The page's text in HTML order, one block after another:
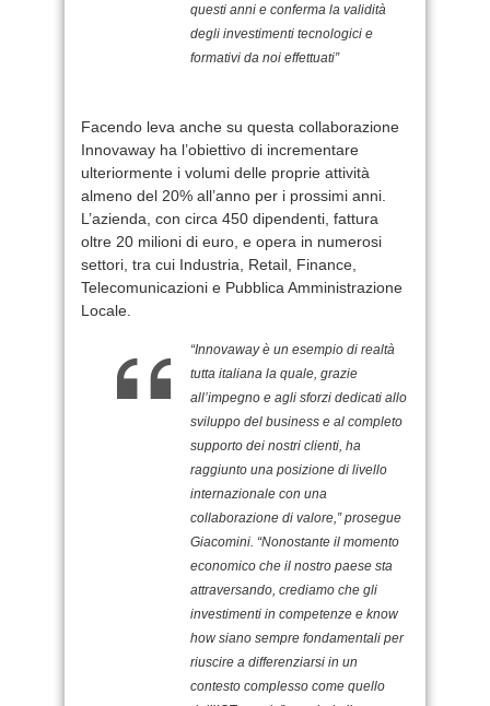
questi anni e conferma la validità
degli investimenti tecnologici e
formativi da noi effettuati”
Facendo leva anche su questa collaborazione
Innovaway ha l’obiettivo di incrementare
ulteriormente i volumi delle proprie attività
almeno del 20% all’anno per i prossimi anni.
L’azienda, con circa 450 dipendenti, fattura
oltre 20 milioni di euro, e opera in numerosi
settori, tra cui Industria, Retail, Finance,
Telecomunicazioni e Pubblica Amministrazione
Locale.
“Innovaway è un esempio di realtà
tutta italiana la quale, grazie
all’impegno e agli sforzi dedicati allo
sviluppo del business e al completo
supporto dei nostri clienti, ha
raggiunto una posizione di livello
internazionale con una
collaborazione di valore,” prosegue
Giacomini. “Nonostante il momento
economico che il nostro paese sta
attraversando, crediamo che gli
investimenti in competenze e know
how siano sempre fondamentali per
riuscire a differenziarsi in un
contesto complesso come quello